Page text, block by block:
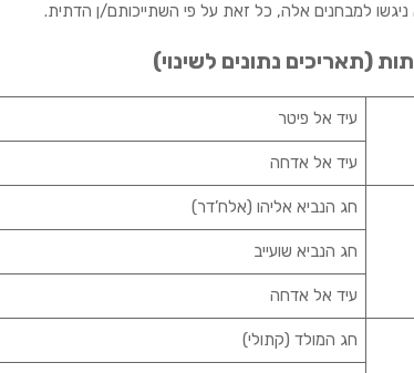
למבחנים אלה, כל זאת על פי השתייכותם/ן הדתית.
(תאריכים נתונים לשינוי)
עיד אל פיטר
עיד אל אדחה
חג הנביא אליהו (אלח’דר)
חג הנביא שועייב
עיד אל אדחה
חג המולד (קתולי)